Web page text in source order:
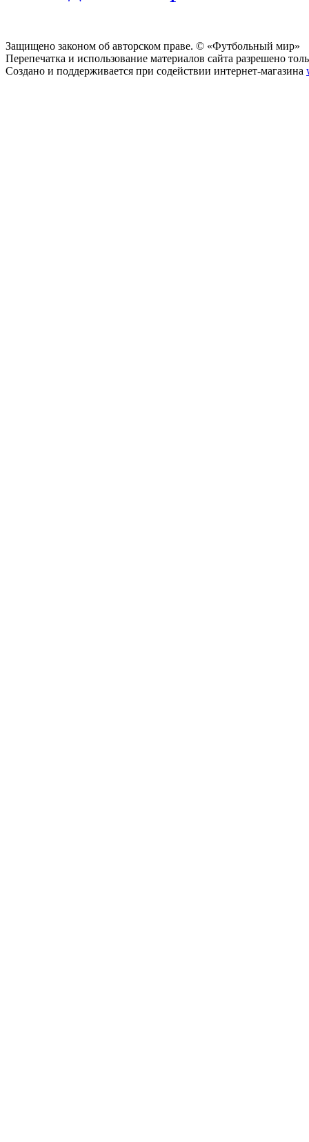
Защищено законом об авторском праве. © «Футбольный мир»
Перепечатка и использование материалов сайта разрешено
Создано и поддерживается при содействии интернет-магазина